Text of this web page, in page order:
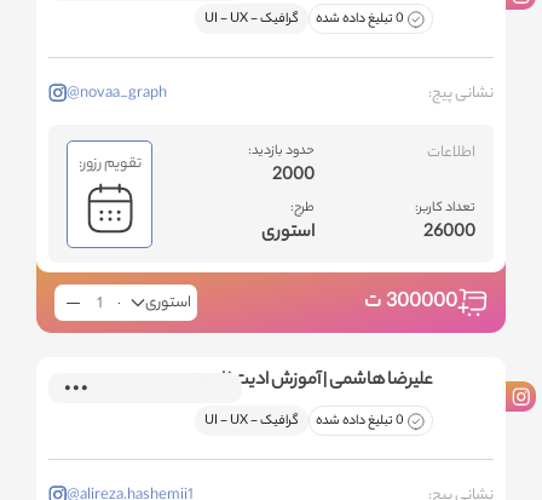
0 تبلیغ داده شده گرافیک - ‌UI - UX
نشانی پیج: @novaa_graph
اطلاعات
تعداد کاربر:
26000
حدود بازدید:
2000
طرح:
استوری
تقویم رزور:
300000ت استوری
علیرضا هاشمی | آموزش ادیت | ادمینی
0 تبلیغ داده شده گرافیک - ‌UI - UX